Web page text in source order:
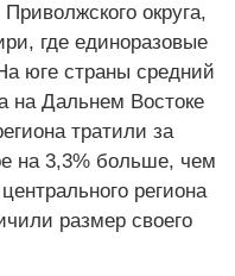
округа,
где единоразовые
юге страны средний
на Дальнем Востоке
тратили за
на 3,3% больше, чем
региона
размер своего